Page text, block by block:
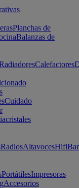
Planchas de
Balanzas de
Calefactores
Cuidado
RadiosAltavocesHifi
PortátilesImpresoras
Accesorios